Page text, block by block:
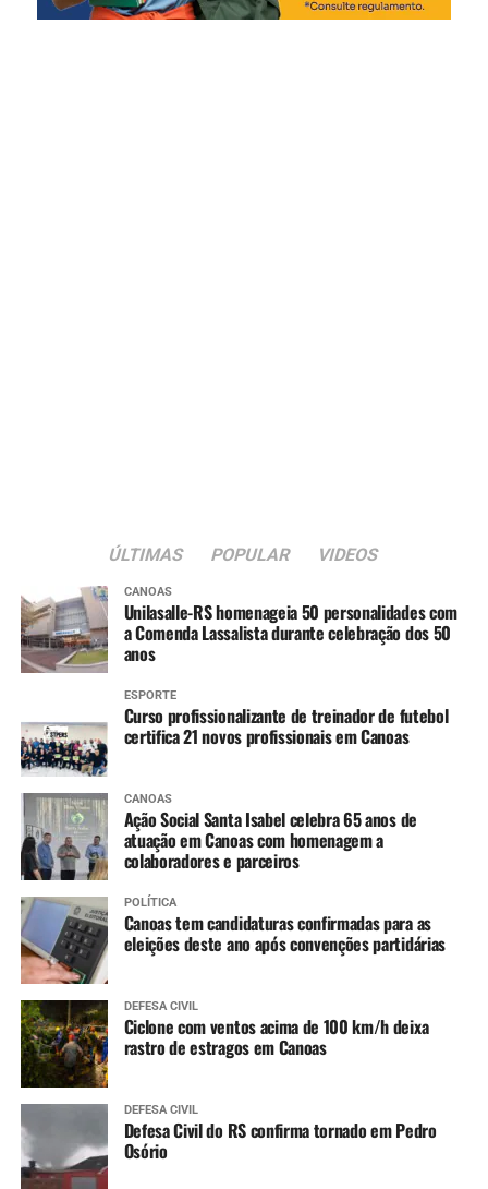
Covid-19 (1ª dose)
Pólio (1ª dose reforço)
Tríplice viral (2ª dose)
Varicela (1ª dose)
Hepatite A (1ª dose)
4 anos:
Tríplice bacteriana – DTP (2ª dose reforço)
Pólio (2ª dose reforço)
A partir dos 7 anos:
Difteria e Tétano –
vacinal)
9 a 14 anos
HPV (dose única)
10 a 14 anos
Dengue (2 doses, com intervalo de 3 meses entre
as doses)
ÚLTIMAS POPULAR VIDEOS
CANOAS
Unilasalle-RS homenageia 50 personalidades com
a Comenda Lassalista durante celebração dos 50
anos
ESPORTE
Curso profissionalizante de treinador de futebol
certifica 21 novos profissionais em Canoas
CANOAS
Ação Social Santa Isabel celebra 65 anos de
atuação em Canoas com homenagem a
colaboradores e parceiros
POLÍTICA
Canoas tem candidaturas confirmadas para as
eleições deste ano após convenções partidárias
DEFESA CIVIL
Ciclone com ventos acima de 100 km/h deixa
rastro de estragos em Canoas
DEFESA CIVIL
Defesa Civil do RS confirma tornado em Pedro
Osório